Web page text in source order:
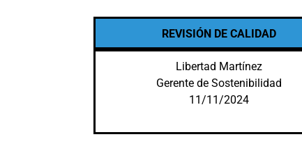
REVISIÓN DE CALIDAD
Libertad Martínez
Gerente de Sostenibilidad
11/11/2024